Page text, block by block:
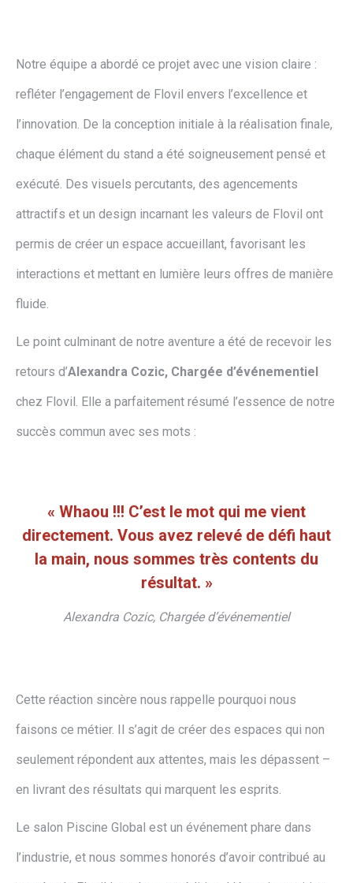
Notre équipe a abordé ce projet avec une vision claire :
refléter l’engagement de Flovil envers l’excellence et
l’innovation. De la conception initiale à la réalisation finale,
chaque élément du stand a été soigneusement pensé et
exécuté. Des visuels percutants, des agencements
attractifs et un design incarnant les valeurs de Flovil ont
permis de créer un espace accueillant, favorisant les
interactions et mettant en lumière leurs offres de manière
fluide.
Le point culminant de notre aventure a été de recevoir les
retours d’Alexandra Cozic, Chargée d’événementiel
chez Flovil. Elle a parfaitement résumé l’essence de notre
succès commun avec ses mots :
« Whaou !!! C’est le mot qui me vient
directement. Vous avez relevé de défi haut
la main, nous sommes très contents du
résultat. »
Alexandra Cozic, Chargée d’événementiel
Cette réaction sincère nous rappelle pourquoi nous
faisons ce métier. Il s’agit de créer des espaces qui non
seulement répondent aux attentes, mais les dépassent –
en livrant des résultats qui marquent les esprits.
Le salon Piscine Global est un événement phare dans
l’industrie, et nous sommes honorés d’avoir contribué au